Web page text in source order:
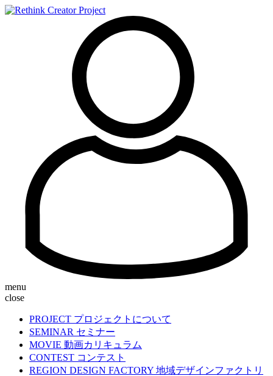
menu
close
PROJECT プロジェクトについて
SEMINAR セミナー
MOVIE 動画カリキュラム
CONTEST コンテスト
REGION DESIGN FACTORY 地域デザインファクトリ